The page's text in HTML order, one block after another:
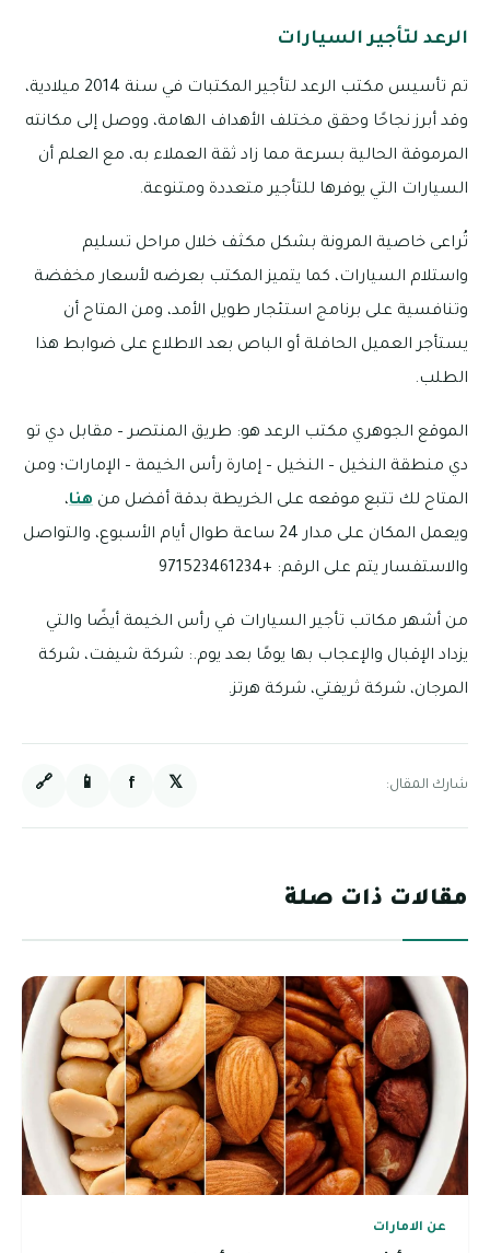
الرعد لتأجير السيارات
تم تأسيس مكتب الرعد لتأجير المكتبات في سنة 2014 ميلادية،
وقد أبرز نجاحًا وحقق مختلف الأهداف الهامة، ووصل إلى مكانته
المرموقة الحالية بسرعة مما زاد ثقة العملاء به، مع العلم أن
السيارات التي يوفرها للتأجير متعددة ومتنوعة.
تُراعى خاصية المرونة بشكل مكثف خلال مراحل تسليم
واستلام السيارات، كما يتميز المكتب بعرضه لأسعار مخفضة
وتنافسية على برنامج استئجار طويل الأمد، ومن المتاح أن
يستأجر العميل الحافلة أو الباص بعد الاطلاع على ضوابط هذا
الطلب.
الموقع الجوهري مكتب الرعد هو: طريق المنتصر – مقابل دي تو
دي منطقة النخيل – النخيل – إمارة رأس الخيمة – الإمارات؛ ومن
المتاح لك تتبع موقعه على الخريطة بدقة أفضل من هنا،
ويعمل المكان على مدار 24 ساعة طوال أيام الأسبوع، والتواصل
والاستفسار يتم على الرقم: +971523461234
من أشهر مكاتب تأجير السيارات في رأس الخيمة أيضًا والتي
يزداد الإقبال والإعجاب بها يومًا بعد يوم.: شركة شيفت، شركة
المرجان، شركة ثريفتي، شركة هرتز.
شارك المقال: 𝕏
f
📱
🔗
مقالات ذات صلة
عن الامارات